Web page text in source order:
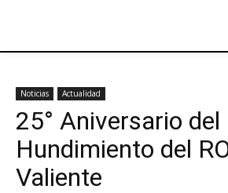
Noticias Actualidad
25° Aniversario del
Hundimiento del
Valiente